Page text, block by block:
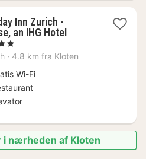
Inn Zurich -
an IHG Hotel1
fra
· 4.8 km fra Kloten
Wi-Fi
i nærheden af Kloten